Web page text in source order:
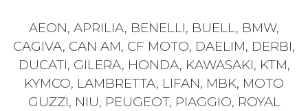
AEON, APRILIA, BENELLI, BUELL, BMW,
CAGIVA, CAN AM, CF MOTO, DAELIM, DERBI,
DUCATI, GILERA, HONDA, KAWASAKI, KTM,
KYMCO, LAMBRETTA, LIFAN, MBK, MOTO
GUZZI, NIU, PEUGEOT, PIAGGIO, ROYAL